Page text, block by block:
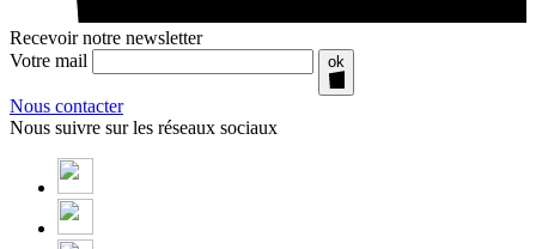
Recevoir notre newsletter
Votre mail
ok
Nous contacter
Nous suivre sur les réseaux sociaux